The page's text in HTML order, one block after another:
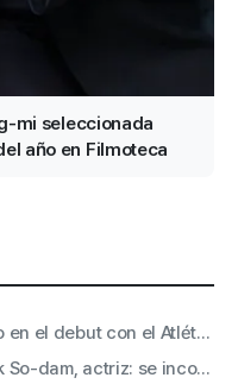
mi seleccionada
año en Filmoteca
¡Lee Kang-in saldrá al campo en el debut con el Atlético de Madrid! San de ATEEZ y actuaciones en el descanso de RESCENE confirmadas
Kim Mi-jo, la directora, y Park So-dam, actriz: se incorporan a la versión con accesibilidad de «Conclave»